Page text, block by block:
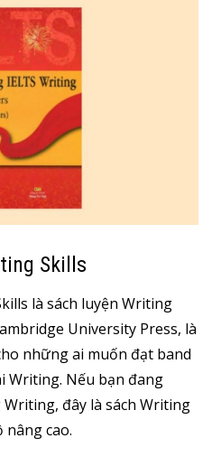
Skills
là sách luyện Writing
University Press, là
những ai muốn đạt band
Writing. Nếu bạn đang
đây là sách Writing
nâng cao.